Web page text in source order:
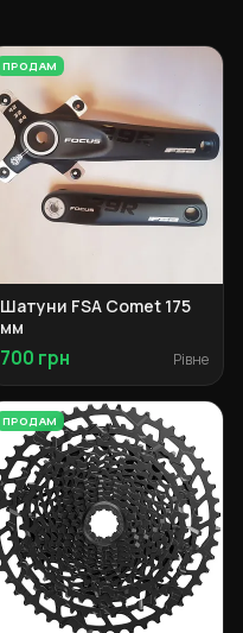
ПРОДАМ
Шатуни FSA Comet 175
мм
700 грн Рівне
ПРОДАМ